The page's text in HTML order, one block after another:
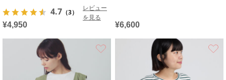
4.7 （3）
レビュー
を見る
¥4,950
¥6,600